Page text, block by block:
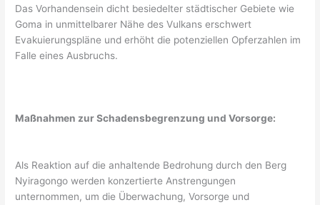
Das Vorhandensein dicht besiedelter städtischer Gebiete wie
Goma in unmittelbarer Nähe des Vulkans erschwert
Evakuierungspläne und erhöht die potenziellen Opferzahlen im
Falle eines Ausbruchs.
Maßnahmen zur Schadensbegrenzung und Vorsorge:
Als Reaktion auf die anhaltende Bedrohung durch den Berg
Nyiragongo werden konzertierte Anstrengungen
unternommen, um die Überwachung, Vorsorge und